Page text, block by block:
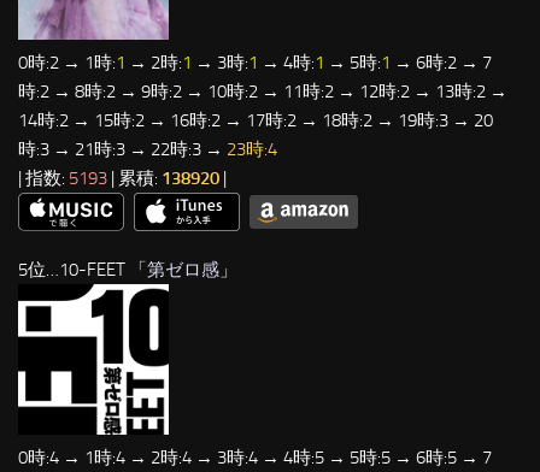
0時:2 → 1時:1 → 2時:1 → 3時:1 → 4時:1 → 5時:1 → 6時:2 → 7
時:2 → 8時:2 → 9時:2 → 10時:2 → 11時:2 → 12時:2 → 13時:2 →
14時:2 → 15時:2 → 16時:2 → 17時:2 → 18時:2 → 19時:3 → 20
時:3 → 21時:3 → 22時:3 → 23時:4
| 指数: 5193 | 累積: 138920 |
5位…10-FEET 「第ゼロ感 」
0時:4 → 1時:4 → 2時:4 → 3時:4 → 4時:5 → 5時:5 → 6時:5 → 7